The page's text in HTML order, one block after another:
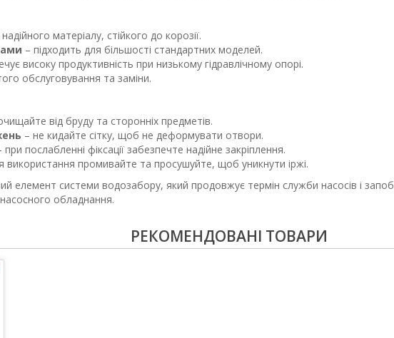
матеріалу, стійкого до корозії.
– підходить для більшості стандартних моделей.
високу продуктивність при низькому гідравлічному опорі.
обслуговування та заміни.
від бруду та сторонніх предметів.
– не кидайте сітку, щоб не деформувати отвори.
при послабленні фіксації забезпечте надійне закріплення.
використання промивайте та просушуйте, щоб уникнути іржі.
елемент системи водозабору, який продовжує термін служби насосів і
обладнання.
РЕКОМЕНДОВАНІ ТОВАРИ